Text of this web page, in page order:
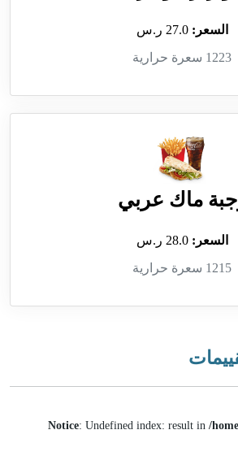
السعر:27.0 ر.س
1223 سعرة حرارية
ماك عربي
السعر:28.0 ر.س
1215 سعرة حرارية
Notice: Undefined index: result in /